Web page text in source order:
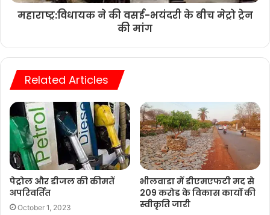
महाराष्ट्र:विधायक ने की वसई-भयंदरी के बीच मेट्रो ट्रेन
की मांग
Related Articles
पेट्रोल और डीजल की कीमतें
अपरिवर्तित
October 1, 2023
भीलवाडा में डीएमएफटी मद से
209 करोड के विकास कार्यो की
स्वीकृति जारी